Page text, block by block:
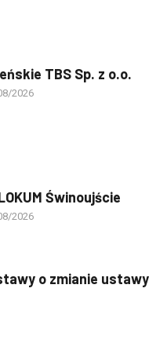
TBS Sp. z o.o.
2026
Świnoujście
2026
o zmianie ustawy